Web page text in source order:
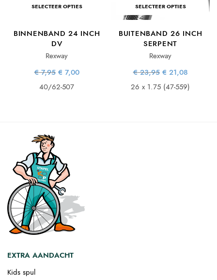
SELECTEER OPTIES
BINNENBAND 24 INCH
DV
Rexway
€7,95 Oorspronkelijke
prijs was:
€ 7,95.
€ 7,00Huidige
40/62-507
SELECTEER OPTIES
BUITENBAND 26 INCH
SERPENT
Rexway
€23,95 Oorspronkelijke
prijs was:
€ 23,95.
€ 21,08
€ 21,08.
26 x 1.75 (47-559)
EXTRA AANDACHT
Kids spul